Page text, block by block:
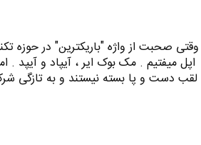
وقتی صحبت از واژه "باریکترین" در حوزه
اپل میفتیم . مک بوک ایر ، آیپاد و آیپد
لقب دست و پا بسته نیستند و به تازگی